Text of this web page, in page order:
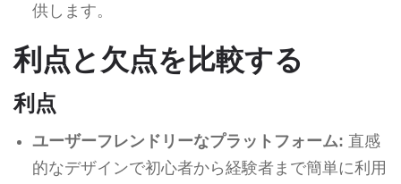
供します。
利点と欠点を比較する
利点
ユーザーフレンドリーなプラットフォーム: 直感
的なデザインで初心者から経験者まで簡単に利用